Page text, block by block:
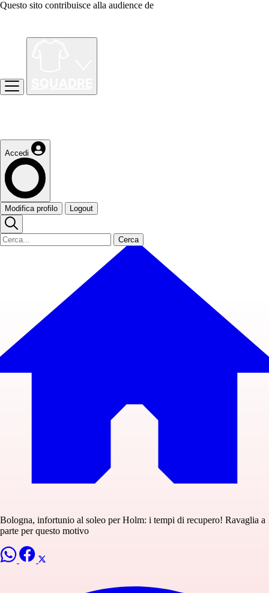
Questo sito contribuisce alla audience de
Accedi
Modifica profilo Logout
Cerca
Bologna, infortunio al soleo per Holm: i tempi di recupero! Ravaglia a
parte per questo motivo